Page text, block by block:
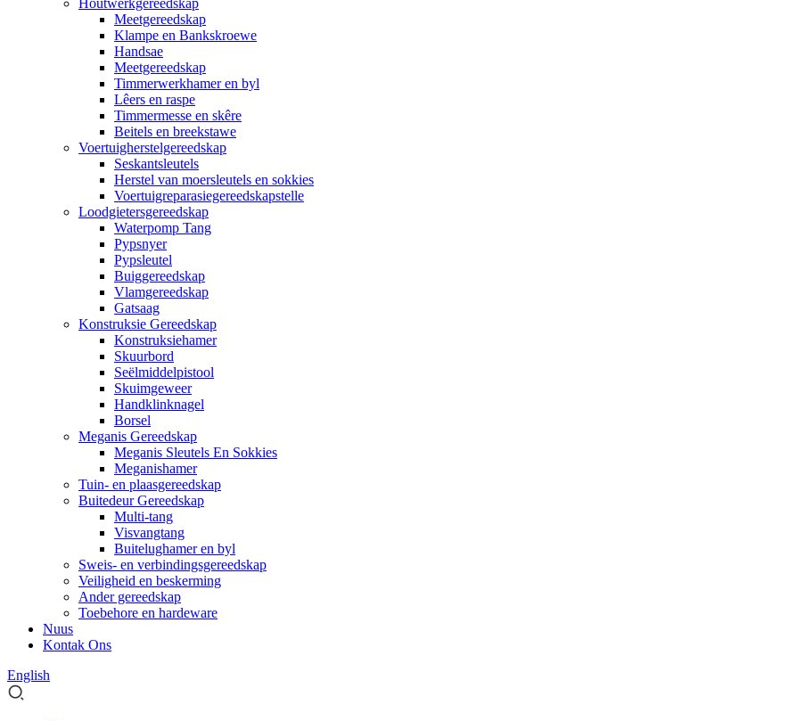
Houtwerkgereedskap
Meetgereedskap
Klampe en Bankskroewe
Handsae
Meetgereedskap
Timmerwerkhamer en byl
Lêers en raspe
Timmermesse en skêre
Beitels en breekstawe
Voertuigherstelgereedskap
Seskantsleutels
Herstel van moersleutels en sokkies
Voertuigreparasiegereedskapstelle
Loodgietersgereedskap
Waterpomp Tang
Pypsnyer
Pypsleutel
Buiggereedskap
Vlamgereedskap
Gatsaag
Konstruksie Gereedskap
Konstruksiehamer
Skuurbord
Seëlmiddelpistool
Skuimgeweer
Handklinknagel
Borsel
Meganis Gereedskap
Meganis Sleutels En Sokkies
Meganishamer
Tuin- en plaasgereedskap
Buitedeur Gereedskap
Multi-tang
Visvangtang
Buitelughamer en byl
Sweis- en verbindingsgereedskap
Veiligheid en beskerming
Ander gereedskap
Toebehore en hardeware
Nuus
Kontak Ons
English